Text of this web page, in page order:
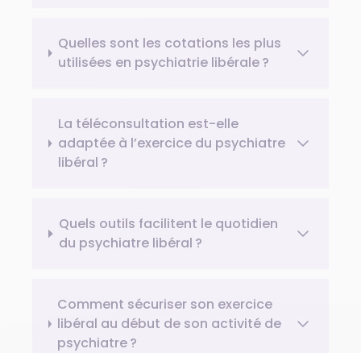
Quelles sont les cotations les plus
utilisées en psychiatrie libérale ?
La téléconsultation est-elle
adaptée à l’exercice du psychiatre
libéral ?
Quels outils facilitent le quotidien
du psychiatre libéral ?
Comment sécuriser son exercice
libéral au début de son activité de
psychiatre ?